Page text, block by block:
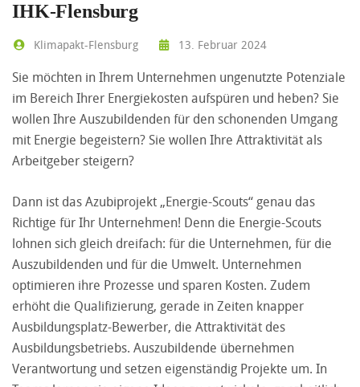
IHK-Flensburg
Klimapakt-Flensburg 13. Februar 2024
Sie möchten in Ihrem Unternehmen ungenutzte Potenziale
im Bereich Ihrer Energiekosten aufspüren und heben? Sie
wollen Ihre Auszubildenden für den schonenden Umgang
mit Energie begeistern? Sie wollen Ihre Attraktivität als
Arbeitgeber steigern?
Dann ist das Azubiprojekt „Energie-Scouts“ genau das
Richtige für Ihr Unternehmen! Denn die Energie-Scouts
lohnen sich gleich dreifach: für die Unternehmen, für die
Auszubildenden und für die Umwelt. Unternehmen
optimieren ihre Prozesse und sparen Kosten. Zudem
erhöht die Qualifizierung, gerade in Zeiten knapper
Ausbildungsplatz-Bewerber, die Attraktivität des
Ausbildungsbetriebs. Auszubildende übernehmen
Verantwortung und setzen eigenständig Projekte um. In